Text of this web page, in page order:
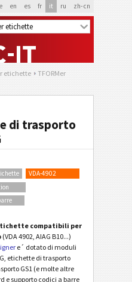
en es fr it ru zh-cn
etichette
TFORMer
di trasporto
VDA-4902
compatibili per
(VDA 4902, AIAG B10...)
e´ dotato di moduli
etichette di trasporto
GS1 (e molte altre
e supporto codici a barre